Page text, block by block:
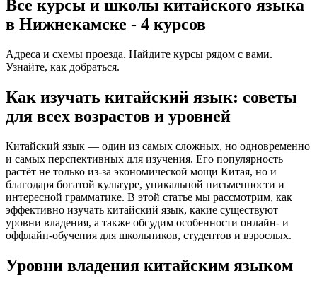
Все курсы и школы китайского языка
в Нижнекамске - 4 курсов
Адреса и схемы проезда. Найдите курсы рядом с вами.
Узнайте, как добраться.
Как изучать китайский язык: советы
для всех возрастов и уровней
Китайский язык — один из самых сложных, но одновременно
и самых перспективных для изучения. Его популярность
растёт не только из-за экономической мощи Китая, но и
благодаря богатой культуре, уникальной письменности и
интересной грамматике. В этой статье мы рассмотрим, как
эффективно изучать китайский язык, какие существуют
уровни владения, а также обсудим особенности онлайн- и
оффлайн-обучения для школьников, студентов и взрослых.
Уровни владения китайским языком